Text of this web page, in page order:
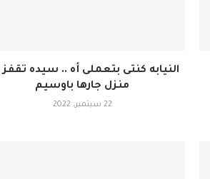
النيابه كنتى بتعملى أه .. سيده
منزل جارها باوسيم
22 سبتمبر، 2022